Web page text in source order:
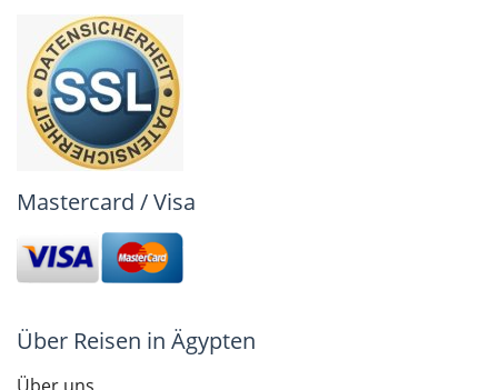
Mastercard / Visa
Über Reisen in Ägypten